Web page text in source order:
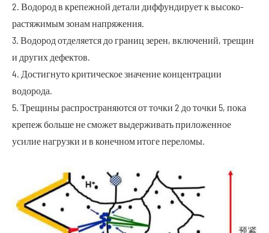
2. Водород в крепежной детали диффундирует к высоко-
растяжимым зонам напряжения.
3. Водород отделяется до границ зерен, включений, трещин
и других дефектов.
4. Достигнуто критическое значение концентрации
водорода.
5. Трещины распространяются от точки 2 до точки 5, пока
крепеж больше не сможет выдерживать приложенное
усилие нагрузки и в конечном итоге переломы.